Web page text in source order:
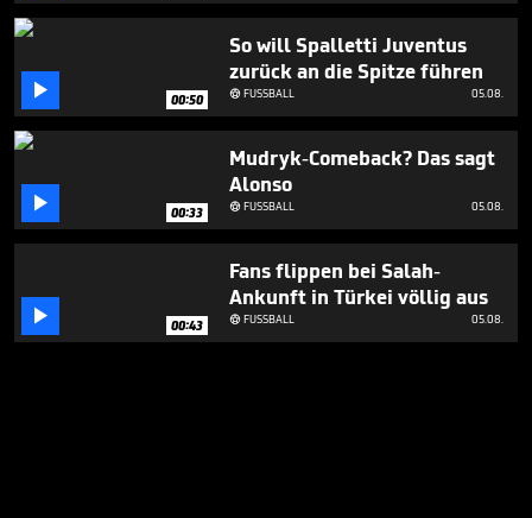
 00:50
So will Spalletti Juventus
zurück an die Spitze führen
FUSSBALL 05.08.
 00:33
Mudryk-Comeback? Das sagt
Alonso
FUSSBALL 05.08.
 00:43
Fans flippen bei Salah-
Ankunft in Türkei völlig aus
FUSSBALL 05.08.